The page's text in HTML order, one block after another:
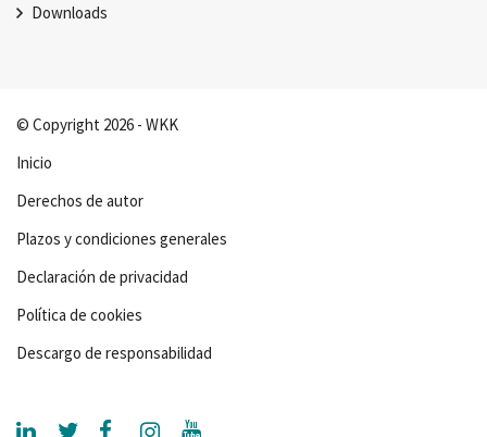
Downloads
© Copyright 2026 - WKK
Inicio
Derechos de autor
Plazos y condiciones generales
Declaración de privacidad
Política de cookies
Descargo de responsabilidad